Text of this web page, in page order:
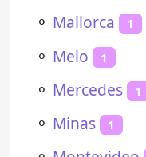
⚬ Mallorca 1
⚬ Melo 1
⚬ Mercedes 1
⚬ Minas 1